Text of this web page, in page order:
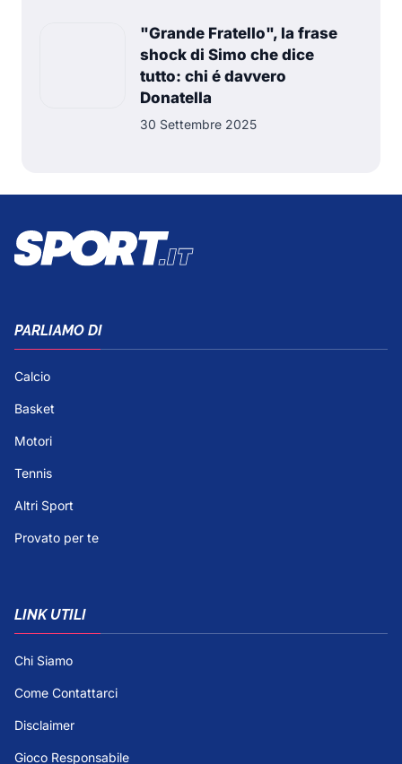
"Grande Fratello", la frase
shock di Simo che dice
tutto: chi é davvero
Donatella
30 Settembre 2025
PARLIAMO DI
Calcio
Basket
Motori
Tennis
Altri Sport
Provato per te
LINK UTILI
Chi Siamo
Come Contattarci
Disclaimer
Gioco Responsabile